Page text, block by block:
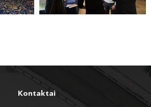
Kontaktai